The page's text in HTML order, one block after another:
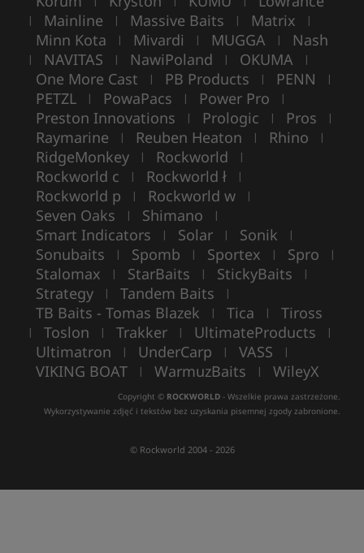
| Mainline | Massive Baits | Matrix |
Minn Kota | Mivardi | MUGGA | Nash
| NAVITAS | NawiPoland | OKUMA |
One More Cast | PB Products | PENN |
PETZL | PowaPacs | Power Pro |
Preston Innovations | Prologic | Pros |
Raymarine | Reuben Heaton | Rhino |
RidgeMonkey | Rockworld |
Rockworld c | Rockworld ł |
Rockworld p | Rockworld w |
Seven Oaks | Shimano |
Smart Indicators | Solar | Sonik |
Sonubaits | Spomb | Sportex | Spro |
Stalomax | StarBaits | StickyBaits |
Strategy | Tandem Baits |
TB Baits - Tomas Blazek | Tica | Tiross
| Toslon | Trakker | UltimateProducts |
Ultimatron | UnderCarp | VASS |
VIKING BOAT | WarmuzBaits | WileyX
Copyright © ROCKWORLD - Wszelkie prawa zastrzeżone.
Wykorzystywanie zdjęć i tekstów bez uzyskania pisemnej zgody zabronione.
© Rockworld 2004 - 2026